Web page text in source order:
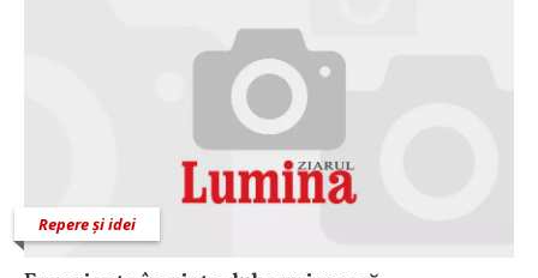
Repere și idei